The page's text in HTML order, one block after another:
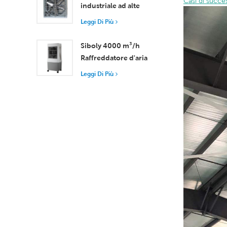
industriale ad alte
prestazioni con flusso
per una ventilazione
superiore
Leggi Di Più
Siboly 4000 m³/h
Raffreddatore d'aria
portatile industriale
Leggi Di Più